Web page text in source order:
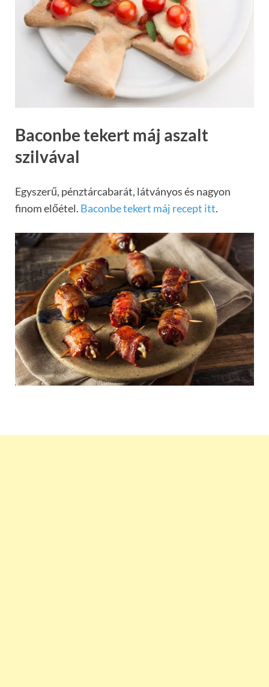
Baconbe tekert máj aszalt
szilvával
Egyszerű, pénztárcabarát, látványos és nagyon
finom előétel. Baconbe tekert máj recept itt.